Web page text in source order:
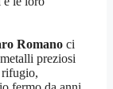
Romano ci
preziosi
rifugio,